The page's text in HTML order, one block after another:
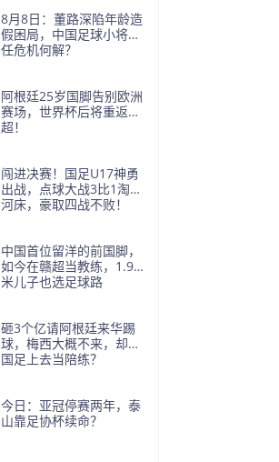
8月8日：董路深陷年龄造
假困局，中国足球小将信
任危机何解？
阿根廷25岁国脚告别欧洲
赛场，世界杯后将重返阿
超！
闯进决赛！国足U17神勇
出战，点球大战3比1淘汰
河床，豪取四战不败！
中国首位留洋的前国脚，
如今在赣超当教练，1.9
米儿子也选足球路
砸3个亿请阿根廷来华踢
球，梅西大概不来，却要
国足上去当陪练？
今日：亚冠停赛两年，泰
山靠足协杯续命？